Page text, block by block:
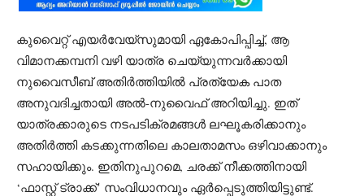
കുവൈറ്റ് എയർവേയ്‌സുമായി ഏകോപിപ്പിച്ച്, ആ
വിമാനക്കമ്പനി വഴി യാത്ര ചെയ്യുന്നവർക്കായി
നുവൈസീബ് അതിർത്തിയിൽ പ്രത്യേക പാത
അനുവദിച്ചതായി അൽ-നുവൈഫ് അറിയിച്ചു. ഇത്
യാത്രക്കാരുടെ നടപടിക്രമങ്ങൾ ലഘൂകരിക്കാനും
അതിർത്തി കടക്കുന്നതിലെ കാലതാമസം ഒഴിവാക്കാനും
സഹായിക്കും. ഇതിനുപുറമെ, ചരക്ക് നീക്കത്തിനായി
‘ഫാസ്റ്റ് ട്രാക്ക്’ സംവിധാനവും ഏർപ്പെടുത്തിയിട്ടുണ്ട്.